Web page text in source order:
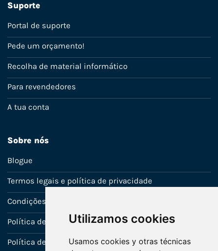
Utilizamos cookies
Usamos cookies y otras técnicas
Suporte
Portal de suporte
Pede um orçamento!
Recolha de material informático
Para revendedores
A tua conta
Sobre nós
Blogue
Termos legais e política de privacidade
Condições de venda
Política de Garantia
Política de utilização de cookies